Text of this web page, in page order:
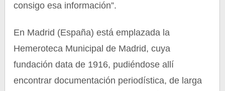
consigo esa información”.
En Madrid (España) está emplazada la
Hemeroteca Municipal de Madrid, cuya
fundación data de 1916, pudiéndose allí
encontrar documentación periodística, de larga